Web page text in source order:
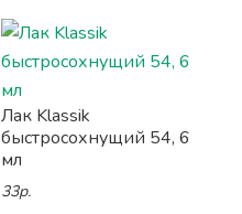
Лак Klassik
быстросохнущий 54, 6
мл
33р.